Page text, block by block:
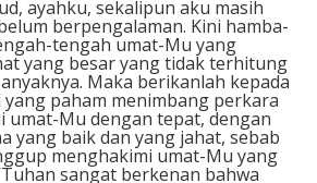
ayahku, sekalipun aku masih
berpengalaman. Kini hamba-
tengah umat-Mu yang
yang besar yang tidak terhitung
Maka berikanlah kepada
paham menimbang perkara
umat-Mu dengan tepat, dengan
yang baik dan yang jahat, sebab
menghakimi umat-Mu yang
sangat berkenan bahwa